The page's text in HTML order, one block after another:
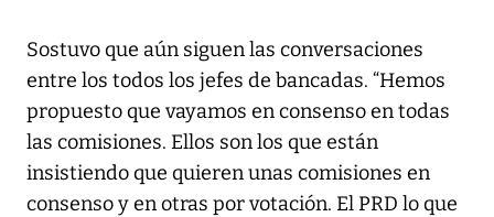
Sostuvo que aún siguen las conversaciones
entre los todos los jefes de bancadas. “Hemos
propuesto que vayamos en consenso en todas
las comisiones. Ellos son los que están
insistiendo que quieren unas comisiones en
consenso y en otras por votación. El PRD lo que